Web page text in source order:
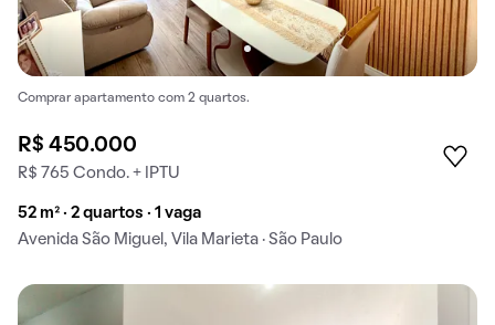
Comprar apartamento com 2 quartos.
R$ 450.000
R$ 765 Condo. + IPTU
52 m² · 2 quartos · 1 vaga
Avenida São Miguel, Vila Marieta · São Paulo